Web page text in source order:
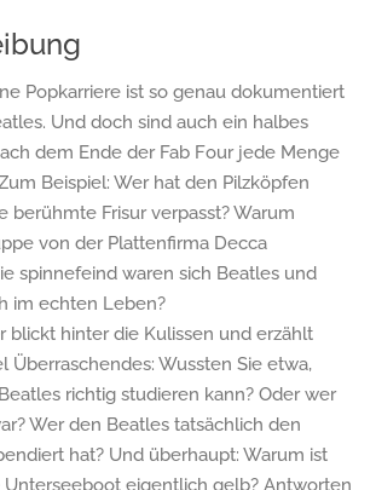
Popkarriere ist so genau dokumentiert
Und doch sind auch ein halbes
dem Ende der Fab Four jede Menge
Beispiel: Wer hat den Pilzköpfen
berühmte Frisur verpasst? Warum
von der Plattenfirma Decca
spinnefeind waren sich Beatles und
im echten Leben?
blickt hinter die Kulissen und erzählt
Überraschendes: Wussten Sie etwa,
richtig studieren kann? Oder wer
Wer den Beatles tatsächlich den
hat? Und überhaupt: Warum ist
eigentlich gelb? Antworten